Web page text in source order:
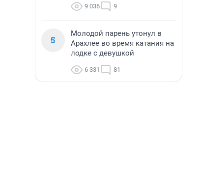
9 036 9
5
Молодой парень утонул в
Арахлее во время катания на
лодке с девушкой
6 331 81